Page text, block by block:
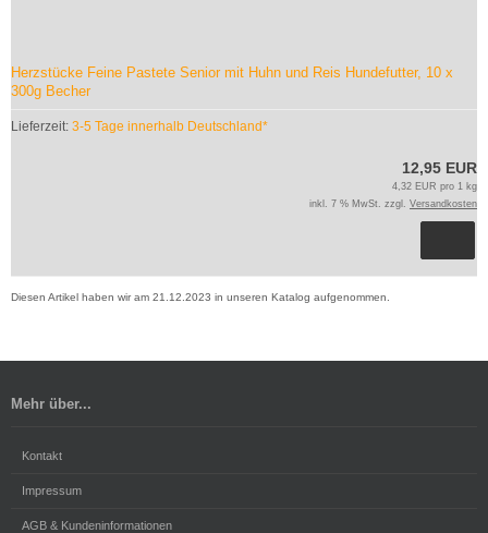
Herzstücke Feine Pastete Senior mit Huhn und Reis Hundefutter, 10 x
300g Becher
Lieferzeit: 3-5 Tage innerhalb Deutschland*
12,95 EUR
4,32 EUR pro 1 kg
inkl. 7 % MwSt. zzgl. Versandkosten
Diesen Artikel haben wir am 21.12.2023 in unseren Katalog aufgenommen.
Mehr über...
Kontakt
Impressum
AGB & Kundeninformationen